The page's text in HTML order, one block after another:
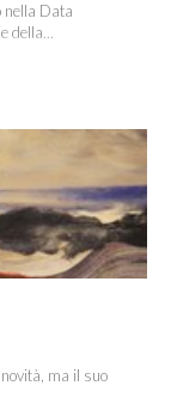
nella Data
della...
ma il suo